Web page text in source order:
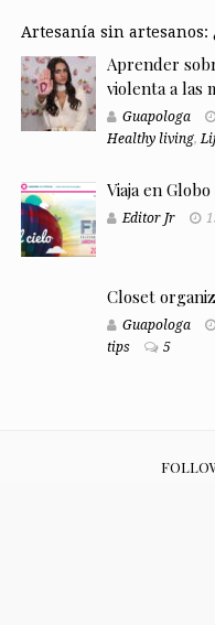
Artesanía sin
Aprender
violenta a las
Guapologa
Healthy living,
Viaja en
Editor Jr
Closet
Guapologa
tips
5